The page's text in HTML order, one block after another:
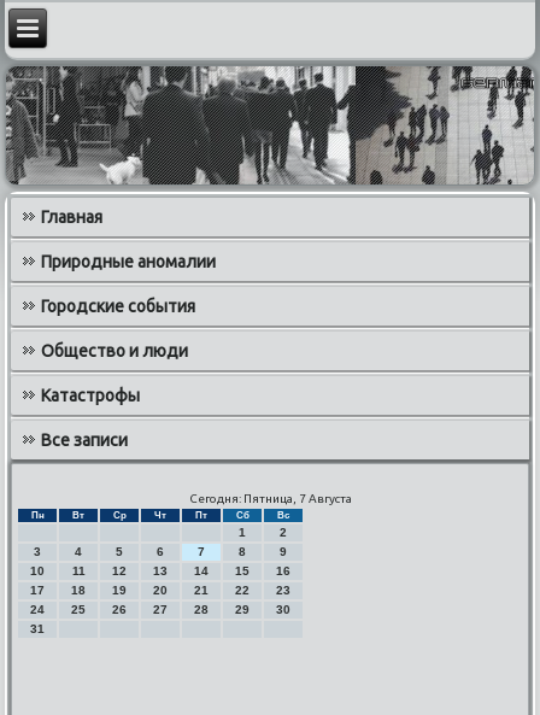
Главная
Природные аномалии
Городские события
Общество и люди
Катастрофы
Все записи
Сегодня: Пятница, 7 Августа
Пн Вт Ср Чт Пт Сб Вс
1
2
3
4 5 6 7 8
9
10
11 12 13 14 15
16
17
18 19 20 21 22
23
24
25 26 27 28 29
30
31